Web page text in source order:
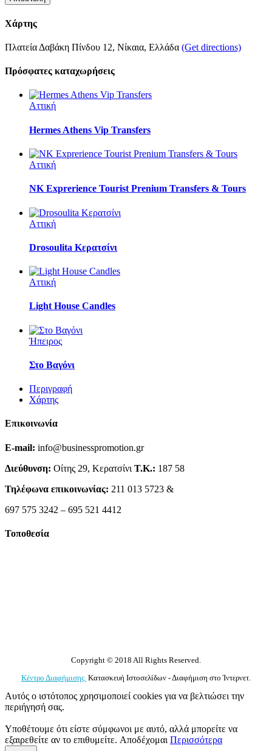
Χάρτης
Πλατεία Δαβάκη Πίνδου 12, Νίκαια, Ελλάδα (Get directions)
Πρόσφατες καταχωρήσεις
Αττική
Hermes Athens Vip Transfers
Αττική
NK Exprerience Tourist Prenium Transfers & Tours
Αττική
Drosoulita Κερατσίνι
Αττική
Light House Candles
Ήπειρος
Στο Βαγόνι
Περιγραφή
Χάρτης
Επικοινωνία
E-mail: info@businesspromotion.gr
Διεύθυνση: Οίτης 29, Κερατσίνι Τ.Κ.: 187 58
Τηλέφωνα επικοινωνίας: 211 013 5723 &
697 575 3242 – 695 521 4412
Τοποθεσία
Copyright © 2018 All Rights Reserved.
Κέντρο Διαφήμισης Κατασκευή Ιστοσελίδων - Διαφήμιση στο Ίντερνετ.
Αυτός ο ιστότοπος χρησιμοποιεί cookies για να βελτιώσει την
περιήγησή σας.
Υποθέτουμε ότι είστε σύμφωνοι με αυτό, αλλά μπορείτε να
εξαιρεθείτε αν το επιθυμείτε. Αποδέχομαι Περισσότερα